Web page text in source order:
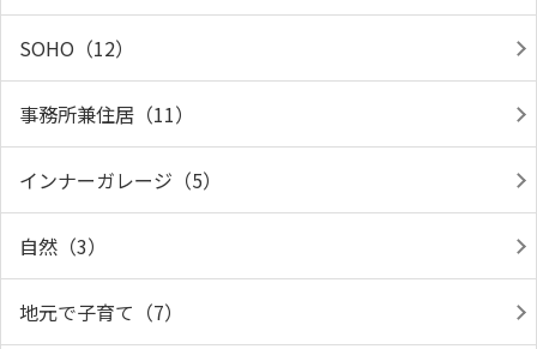
SOHO（12）
事務所兼住居（11）
インナーガレージ（5）
自然（3）
地元で子育て（7）